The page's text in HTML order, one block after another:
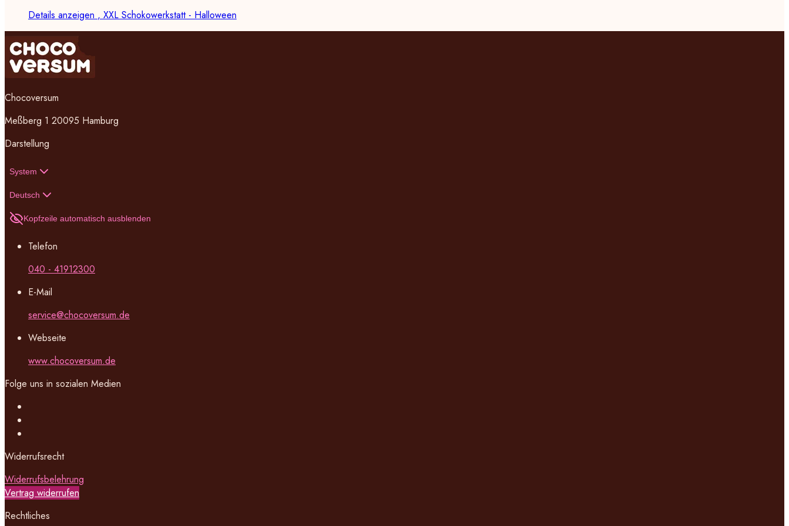
Details anzeigen , XXL Schokowerkstatt - Halloween
Chocoversum
Meßberg 1 20095 Hamburg
Darstellung
System
Deutsch
Kopfzeile automatisch ausblenden
Telefon
040 - 41912300
E-Mail
service@chocoversum.de
Webseite
www.chocoversum.de
Folge uns in sozialen Medien
Widerrufsrecht
Widerrufsbelehrung
Vertrag widerrufen
Rechtliches